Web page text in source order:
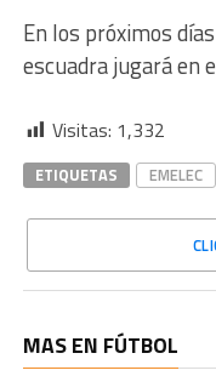
En los próximos
escuadra jugará en
Visitas: 1,332
ETIQUETAS EMELEC
MAS EN FÚTBOL